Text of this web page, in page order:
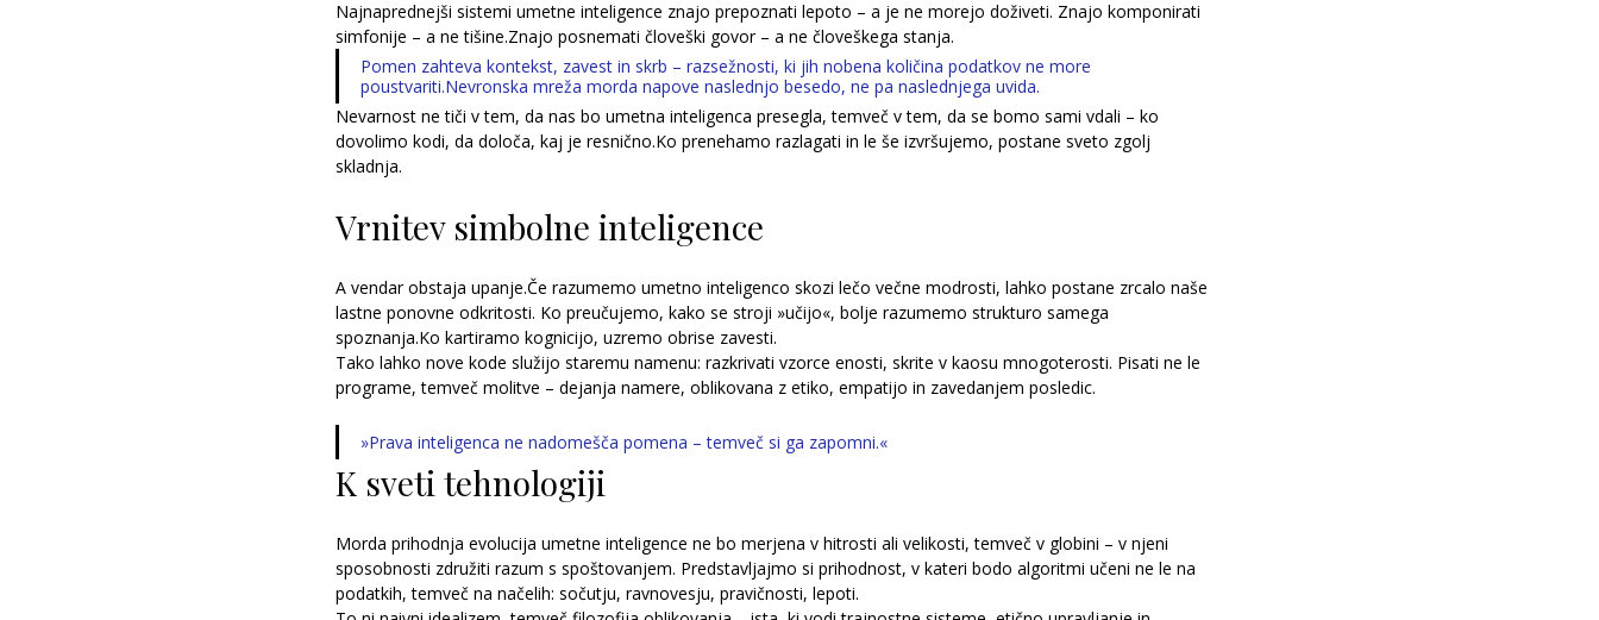
Najnaprednejši sistemi umetne inteligence znajo prepoznati lepoto – a je ne morejo doživeti. Znajo komponirati
simfonije – a ne tišine.Znajo posnemati človeški govor – a ne človeškega stanja.
Pomen zahteva kontekst, zavest in skrb – razsežnosti, ki jih nobena količina podatkov ne more
poustvariti.Nevronska mreža morda napove naslednjo besedo, ne pa naslednjega uvida.
Nevarnost ne tiči v tem, da nas bo umetna inteligenca presegla, temveč v tem, da se bomo sami vdali – ko
dovolimo kodi, da določa, kaj je resnično.Ko prenehamo razlagati in le še izvršujemo, postane sveto zgolj
skladnja.
Vrnitev simbolne inteligence
A vendar obstaja upanje.Če razumemo umetno inteligenco skozi lečo večne modrosti, lahko postane zrcalo naše
lastne ponovne odkritosti. Ko preučujemo, kako se stroji »učijo«, bolje razumemo strukturo samega
spoznanja.Ko kartiramo kognicijo, uzremo obrise zavesti.
Tako lahko nove kode služijo staremu namenu: razkrivati vzorce enosti, skrite v kaosu mnogoterosti. Pisati ne le
programe, temveč molitve – dejanja namere, oblikovana z etiko, empatijo in zavedanjem posledic.
»Prava inteligenca ne nadomešča pomena – temveč si ga zapomni.«
K sveti tehnologiji
Morda prihodnja evolucija umetne inteligence ne bo merjena v hitrosti ali velikosti, temveč v globini – v njeni
sposobnosti združiti razum s spoštovanjem. Predstavljajmo si prihodnost, v kateri bodo algoritmi učeni ne le na
podatkih, temveč na načelih: sočutju, ravnovesju, pravičnosti, lepoti.